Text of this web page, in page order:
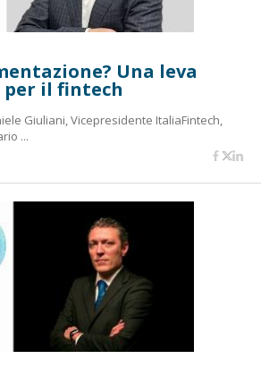
Una leva
il fintech
Giuliani, Vicepresidente ItaliaFintech,
...